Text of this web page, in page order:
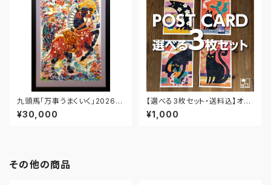
九頭馬「万事うまくいく」2026｜
エディション・プリント【A4額装】
¥30,000
【選べる3枚セット・送料込】オリ
ジナルポストカード★黒ねこシリ
ーズ1
¥1,000
その他の商品